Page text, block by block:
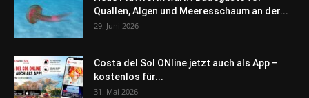
Quallen, Algen und Meeresschaum an der...
29. Juni 2026
Costa del Sol ONline jetzt auch als App –
kostenlos für...
31. Mai 2026